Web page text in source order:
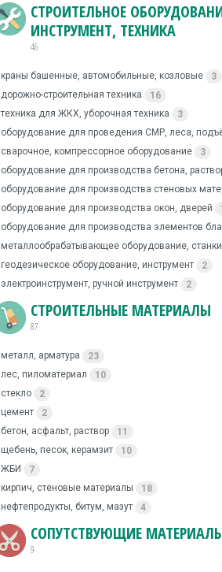
СТРОИТЕЛЬНОЕ
ИНСТРУМЕНТ, ТЕХНИКА
46
краны башенные, автомобильные, козловые
3
дорожно-строительная техника
16
техника для ЖКХ, уборочная техника
3
оборудование для проведения СМР, леса,
сварочное, компрессорное оборудование
3
оборудование для производства бетона,
оборудование для производства стеновых
оборудование для производства окон, дверей
оборудование для производства элементов
металлообрабатывающее оборудование, станки
геодезическое оборудование, инструмент
2
электроинструмент, ручной инструмент
2
СТРОИТЕЛЬНЫЕ МАТЕРИАЛЫ
87
металл, арматура
23
лес, пиломатериал
10
стекло
2
цемент
2
бетон, асфальт, раствор
11
щебень, песок, керамзит
10
ЖБИ
7
кирпич, стеновые материалы
18
нефтепродукты, битум, мазут
4
СОПУТСТВУЮЩИЕ
9